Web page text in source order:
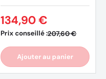
Prix conseillé :207,60 €
134,90 €
Ajouter au panier